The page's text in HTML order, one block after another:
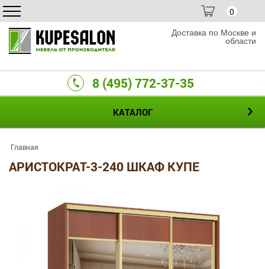
0
Доставка по Москве и
области
8 (495) 772-37-35
КАТАЛОГ
Главная
АРИСТОКРАТ-3-240 ШКАФ КУПЕ